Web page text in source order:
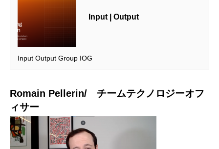
Input | Output
Input Output Group IOG
Romain Pellerin/ チームテクノロジーオフ
ィサー